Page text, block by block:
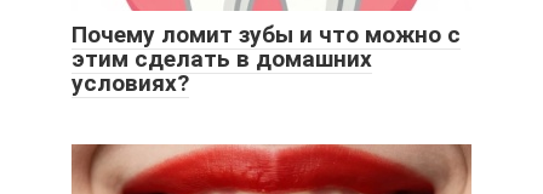
Почему ломит зубы и что можно с
этим сделать в домашних
условиях?